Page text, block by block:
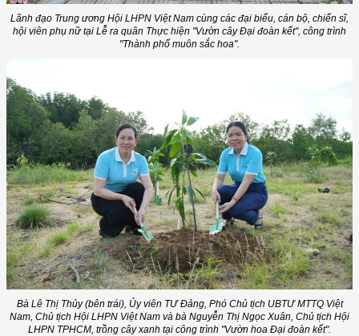
Lãnh đạo Trung ương Hội LHPN Việt Nam cùng các đại biểu, cán bộ, chiến sĩ,
hội viên phụ nữ tại Lễ ra quân Thực hiện "Vườn cây Đại đoàn kết", công trình
"Thành phố muôn sắc hoa".
Bà Lê Thị Thủy (bên trái), Ủy viên TƯ Đảng, Phó Chủ tịch UBTƯ MTTQ Việt
Nam, Chủ tịch Hội LHPN Việt Nam và bà Nguyễn Thị Ngọc Xuân, Chủ tịch Hội
LHPN TPHCM, trồng cây xanh tại công trình "Vườn hoa Đại đoàn kết".